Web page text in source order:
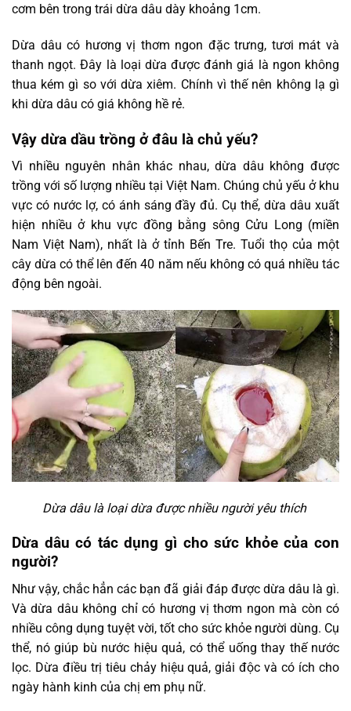
cơm bên trong trái dừa dâu dày khoảng 1cm.
Dừa dâu có hương vị thơm ngon đặc trưng, tươi mát và
thanh ngọt. Đây là loại dừa được đánh giá là ngon không
thua kém gì so với dừa xiêm. Chính vì thế nên không lạ gì
khi dừa dâu có giá không hề rẻ.
Vậy dừa dầu trồng ở đâu là chủ yếu?
Vì nhiều nguyên nhân khác nhau, dừa dâu không được
trồng với số lượng nhiều tại Việt Nam. Chúng chủ yếu ở khu
vực có nước lợ, có ánh sáng đầy đủ. Cụ thể, dừa dâu xuất
hiện nhiều ở khu vực đồng bằng sông Cửu Long (miền
Nam Việt Nam), nhất là ở tỉnh Bến Tre. Tuổi thọ của một
cây dừa có thể lên đến 40 năm nếu không có quá nhiều tác
động bên ngoài.
Dừa dâu là loại dừa được nhiều người yêu thích
Dừa dâu có tác dụng gì cho sức khỏe của con
người?
Như vậy, chắc hẳn các bạn đã giải đáp được dừa dâu là gì.
Và dừa dâu không chỉ có hương vị thơm ngon mà còn có
nhiều công dụng tuyệt vời, tốt cho sức khỏe người dùng. Cụ
thể, nó giúp bù nước hiệu quả, có thể uống thay thế nước
lọc. Dừa điều trị tiêu chảy hiệu quả, giải độc và có ích cho
ngày hành kinh của chị em phụ nữ.